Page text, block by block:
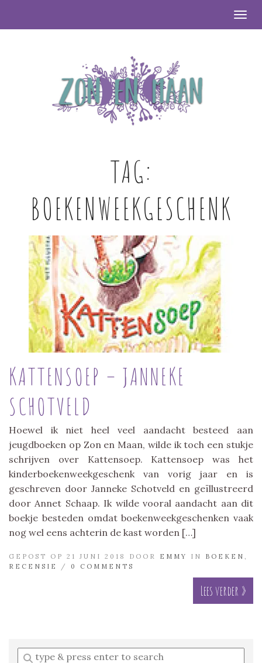
TAG:
BOEKENWEEKGESCHENK
KATTENSOEP – JANNEKE
SCHOTVELD
Hoewel ik niet heel veel aandacht besteed aan
jeugdboeken op Zon en Maan, wilde ik toch een stukje
schrijven over Kattensoep. Kattensoep was het
kinderboekenweekgeschenk van vorig jaar en is
geschreven door Janneke Schotveld en geïllustreerd
door Annet Schaap. Ik wilde vooral aandacht aan dit
boekje besteden omdat boekenweekgeschenken vaak
nog wel eens achterin de kast worden […]
GEPOST OP 21 JUNI 2018 DOOR EMMY IN BOEKEN
RECENSIE
/ 0 COMMENTS
Lees verder »
Enter